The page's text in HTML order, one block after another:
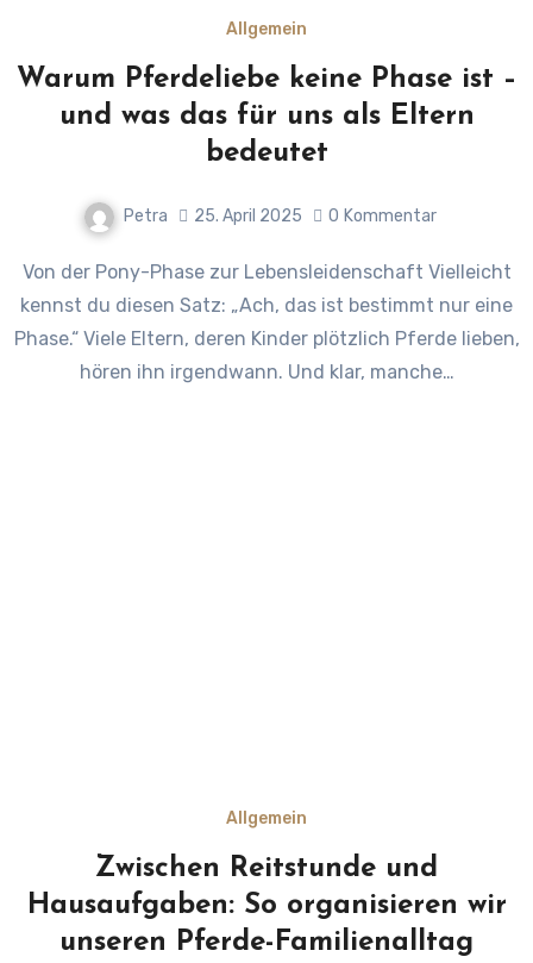
Allgemein
Warum Pferdeliebe keine Phase ist –
und was das für uns als Eltern
bedeutet
Petra 25. April 2025 0 Kommentar
Von der Pony-Phase zur Lebensleidenschaft Vielleicht
kennst du diesen Satz: „Ach, das ist bestimmt nur eine
Phase.“ Viele Eltern, deren Kinder plötzlich Pferde lieben,
hören ihn irgendwann. Und klar, manche…
Allgemein
Zwischen Reitstunde und
Hausaufgaben: So organisieren wir
unseren Pferde-Familienalltag